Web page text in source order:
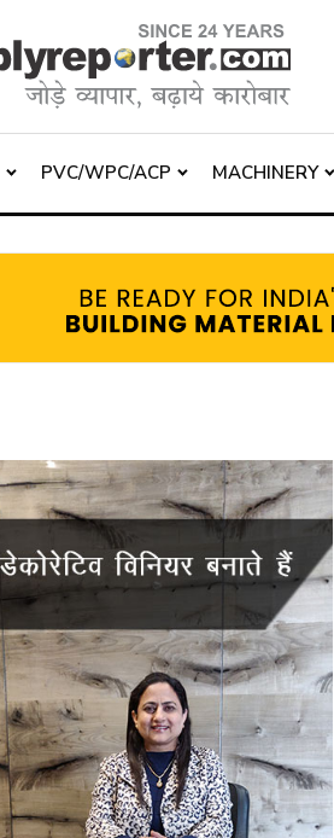
PVC/WPC/ACP MACHINERY